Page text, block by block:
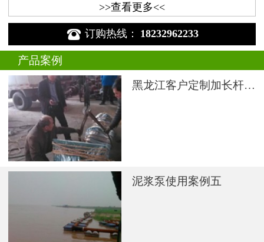
>>查看更多<<
 订购热线： 18232962233
产品案例
黑龙江客户定制加长杆液下渣浆泵
泥浆泵使用案例五